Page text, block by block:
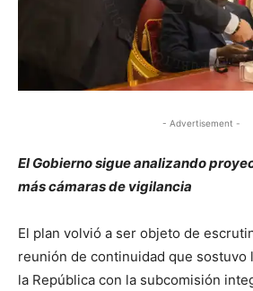
- Advertisement -
El Gobierno sigue analizando
más cámaras de vigilancia
El plan volvió a ser objeto de
reunión de continuidad que sostuvo
la República con la subcomisión